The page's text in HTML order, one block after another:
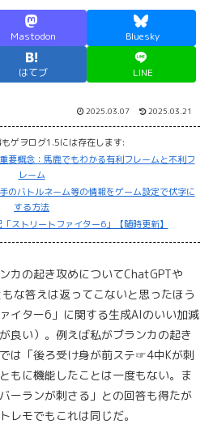
Mastodon Bluesky
はてブ LINE
2025.03.07 2025.03.21
ゲヲログ1.5には存在します:
要概念：馬鹿でもわかる有利フレームと不利フ
レーム
のバトルネーム等の情報をゲーム設定で伏字に
する方法
ストリートファイター6」【随時更新】
カの起き攻めについてChatGPTや
な答えは返ってこないと思ったほう
イター6」に関する生成AIのいい加減
良い）。例えば私がブランカの起き
は「後ろ受け身が前ステ☞4中Kが刺
もに機能したことは一度もない。ま
ーランが刺さる」との回答も得たが
レモでもこれは同じだ。